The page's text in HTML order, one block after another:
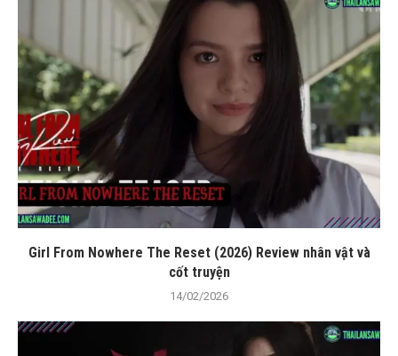
Girl From Nowhere The Reset (2026) Review nhân vật và
cốt truyện
14/02/2026